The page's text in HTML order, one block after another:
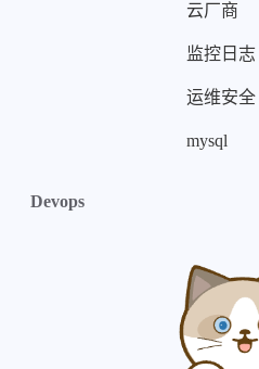
云厂商
监控日志
运维安全
mysql
Devops
本站居然运行了 5188 天
旅行者 1 号当前距离地球 31021178925